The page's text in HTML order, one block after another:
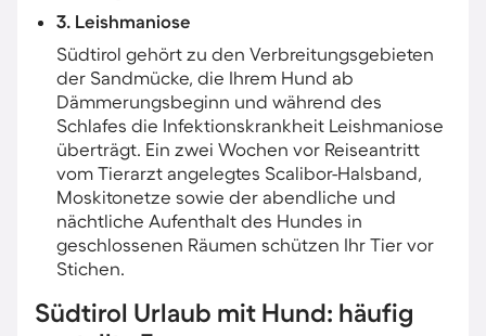
3. Leishmaniose
Südtirol gehört zu den Verbreitungsgebieten
der Sandmücke, die Ihrem Hund ab
Dämmerungsbeginn und während des
Schlafes die Infektionskrankheit Leishmaniose
überträgt. Ein zwei Wochen vor Reiseantritt
vom Tierarzt angelegtes Scalibor-Halsband,
Moskitonetze sowie der abendliche und
nächtliche Aufenthalt des Hundes in
geschlossenen Räumen schützen Ihr Tier vor
Stichen.
Südtirol Urlaub mit Hund: häufig